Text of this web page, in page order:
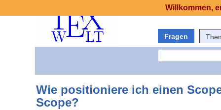
Fragen
Wie positioniere ich einen
Scope?
Willkommen,